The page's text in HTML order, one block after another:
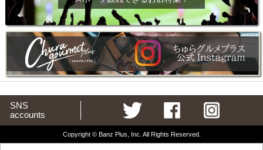
SNS
accounts
Copyright © Banz Plus, Inc. All Rights Reserved.